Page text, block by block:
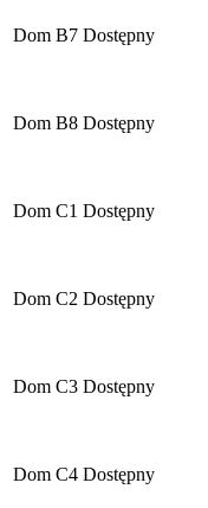
Dom B7 Dostępny
Dom B8 Dostępny
Dom C1 Dostępny
Dom C2 Dostępny
Dom C3 Dostępny
Dom C4 Dostępny